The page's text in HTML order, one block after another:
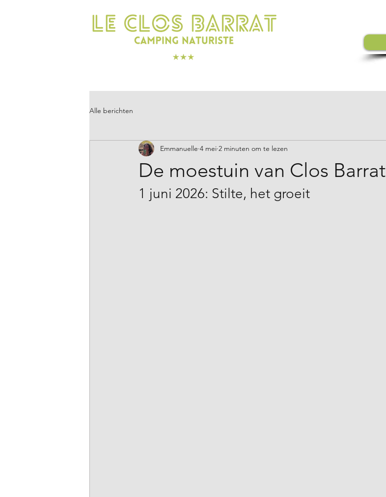
Alle berichten
De moestuin van Clos Barrat
Emmanuelle 4 mei 2 minuten om te lezen
1 juni 2026: Stilte, het groeit